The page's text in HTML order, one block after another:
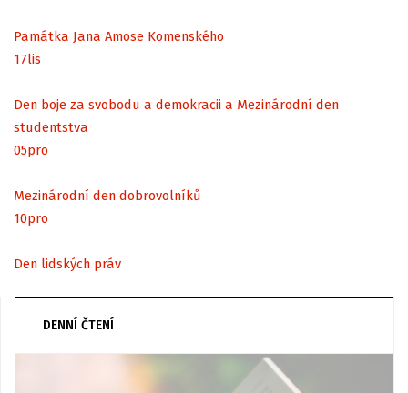
Památka Jana Amose Komenského
17lis
Den boje za svobodu a demokracii a Mezinárodní den
studentstva
05pro
Mezinárodní den dobrovolníků
10pro
Den lidských práv
DENNÍ ČTENÍ